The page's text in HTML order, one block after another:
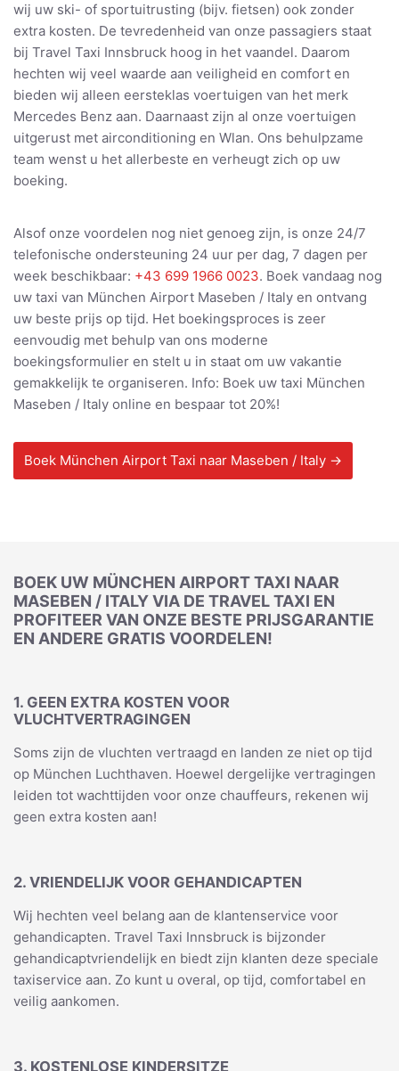
wij uw ski- of sportuitrusting (bijv. fietsen) ook zonder
extra kosten. De tevredenheid van onze passagiers staat
bij Travel Taxi Innsbruck hoog in het vaandel. Daarom
hechten wij veel waarde aan veiligheid en comfort en
bieden wij alleen eersteklas voertuigen van het merk
Mercedes Benz aan. Daarnaast zijn al onze voertuigen
uitgerust met airconditioning en Wlan. Ons behulpzame
team wenst u het allerbeste en verheugt zich op uw
boeking.
Alsof onze voordelen nog niet genoeg zijn, is onze 24/7
telefonische ondersteuning 24 uur per dag, 7 dagen per
week beschikbaar: +43 699 1966 0023. Boek vandaag nog
uw taxi van München Airport Maseben / Italy en ontvang
uw beste prijs op tijd. Het boekingsproces is zeer
eenvoudig met behulp van ons moderne
boekingsformulier en stelt u in staat om uw vakantie
gemakkelijk te organiseren. Info: Boek uw taxi München
Maseben / Italy online en bespaar tot 20%!
Boek München Airport Taxi naar Maseben / Italy →
BOEK UW MÜNCHEN AIRPORT TAXI NAAR
MASEBEN / ITALY VIA DE TRAVEL TAXI EN
PROFITEER VAN ONZE BESTE PRIJSGARANTIE
EN ANDERE GRATIS VOORDELEN!
1. GEEN EXTRA KOSTEN VOOR
VLUCHTVERTRAGINGEN
Soms zijn de vluchten vertraagd en landen ze niet op tijd
op München Luchthaven. Hoewel dergelijke vertragingen
leiden tot wachttijden voor onze chauffeurs, rekenen wij
geen extra kosten aan!
2. VRIENDELIJK VOOR GEHANDICAPTEN
Wij hechten veel belang aan de klantenservice voor
gehandicapten. Travel Taxi Innsbruck is bijzonder
gehandicaptvriendelijk en biedt zijn klanten deze speciale
taxiservice aan. Zo kunt u overal, op tijd, comfortabel en
veilig aankomen.
3. KOSTENLOSE KINDERSITZE